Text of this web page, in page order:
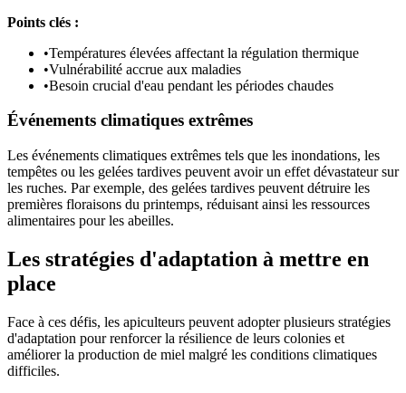
Points clés :
•Températures élevées affectant la régulation thermique
•Vulnérabilité accrue aux maladies
•Besoin crucial d'eau pendant les périodes chaudes
Événements climatiques extrêmes
Les événements climatiques extrêmes tels que les inondations, les
tempêtes ou les gelées tardives peuvent avoir un effet dévastateur sur
les ruches. Par exemple, des gelées tardives peuvent détruire les
premières floraisons du printemps, réduisant ainsi les ressources
alimentaires pour les abeilles.
Les stratégies d'adaptation à mettre en
place
Face à ces défis, les apiculteurs peuvent adopter plusieurs stratégies
d'adaptation pour renforcer la résilience de leurs colonies et
améliorer la production de miel malgré les conditions climatiques
difficiles.